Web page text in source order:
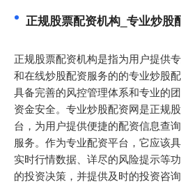
正规股票配资机构_专业炒股
正规股票配资机构是指为用户提供
和在线炒股配资服务的的专业炒股
具备完善的风控管理体系和专业的
资金安全。专业炒股配资网是正规
台，为用户提供便捷的配资信息查
服务。作为专业配资平台，它应该
实时行情数据、详尽的风险提示等
的投资决策，并提供及时的投资咨询